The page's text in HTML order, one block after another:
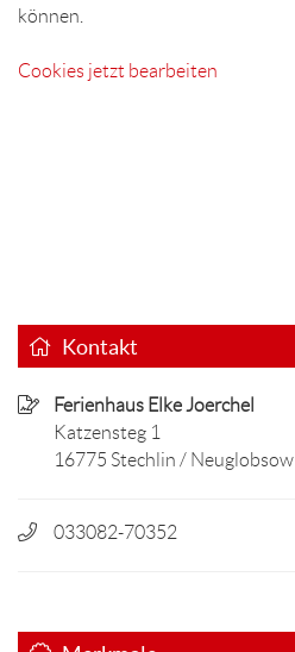
können.
Cookies jetzt bearbeiten
Kontakt
Ferienhaus Elke Joerchel
Katzensteg 1
16775 Stechlin / Neuglobsow
033082-70352